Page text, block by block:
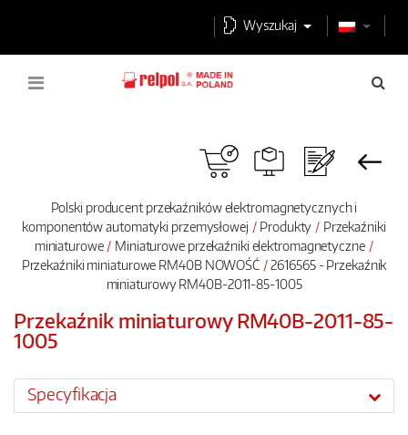
Wyszukaj
Polski producent przekaźników elektromagnetycznych i
komponentów automatyki przemysłowej
Produkty
Przekaźniki
miniaturowe
Miniaturowe przekaźniki elektromagnetyczne
Przekaźniki miniaturowe RM40B NOWOŚĆ
2616565 - Przekaźnik
miniaturowy RM40B-2011-85-1005
Przekaźnik miniaturowy RM40B-2011-85-
1005
Specyfikacja